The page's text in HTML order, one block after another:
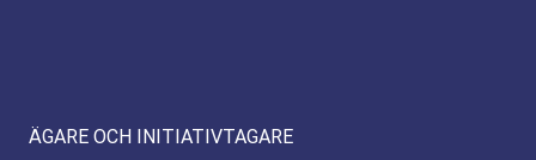
ÄGARE OCH INITIATIVTAGARE